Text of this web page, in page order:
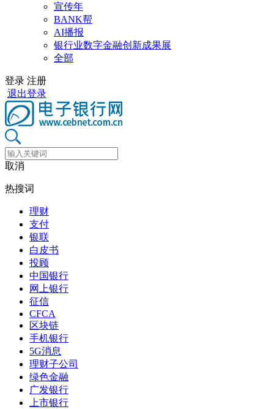
宣传年
BANK帮
AI播报
银行业数字金融创新成果展
全部
登录 注册
退出登录
取消
热搜词
理财
支付
银联
白皮书
投顾
中国银行
网上银行
征信
CFCA
区块链
手机银行
5G消息
理财子公司
绿色金融
广发银行
上市银行